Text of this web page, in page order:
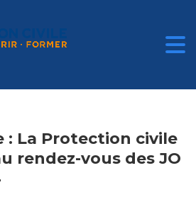
: La Protection civile
rendez-vous des JO